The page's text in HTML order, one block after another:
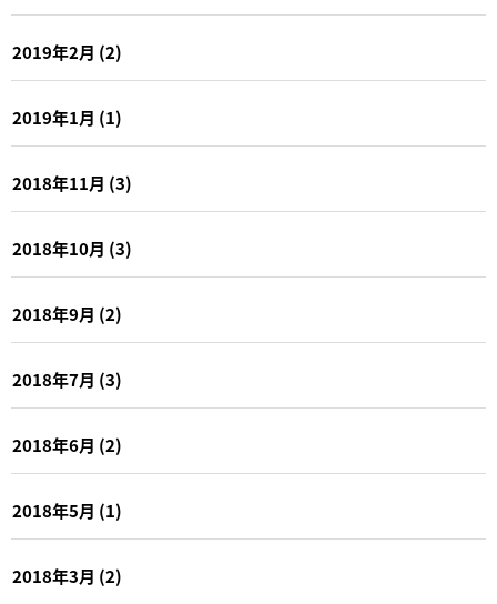
2019年2月 (2)
2019年1月 (1)
2018年11月 (3)
2018年10月 (3)
2018年9月 (2)
2018年7月 (3)
2018年6月 (2)
2018年5月 (1)
2018年3月 (2)